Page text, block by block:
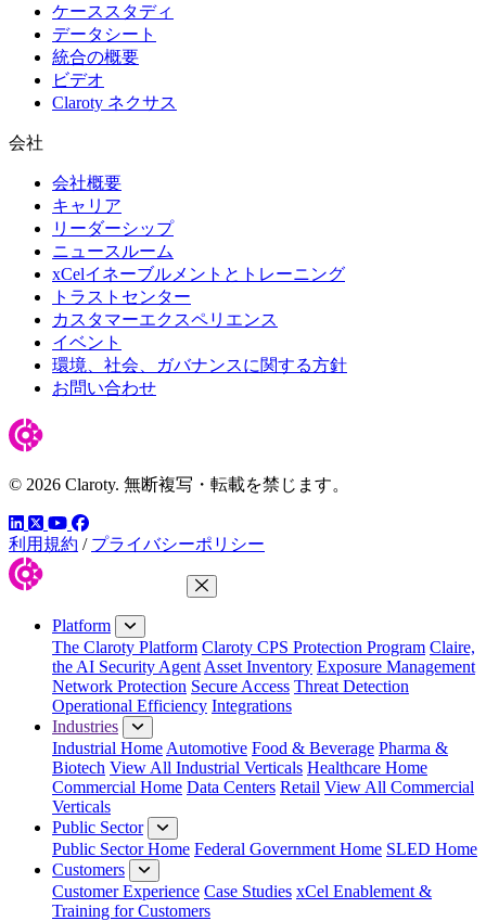
ケーススタディ
データシート
統合の概要
ビデオ
Claroty ネクサス
会社
会社概要
キャリア
リーダーシップ
ニュースルーム
xCelイネーブルメントとトレーニング
トラストセンター
カスタマーエクスペリエンス
イベント
環境、社会、ガバナンスに関する方針
お問い合わせ
© 2026 Claroty. 無断複写・転載を禁じます。
LinkedIn
ツイッター
YouTube
Facebook
利用規約 / プライバシーポリシー
Close Menu
Platform
The Claroty Platform Claroty CPS Protection Program Claire,
the AI Security Agent Asset Inventory Exposure Management
Network Protection Secure Access Threat Detection
Operational Efficiency Integrations
Industries
Industrial Home Automotive Food & Beverage Pharma &
Biotech View All Industrial Verticals Healthcare Home
Commercial Home Data Centers Retail View All Commercial
Verticals
Public Sector
Public Sector Home Federal Government Home SLED Home
Customers
Customer Experience Case Studies xCel Enablement &
Training for Customers